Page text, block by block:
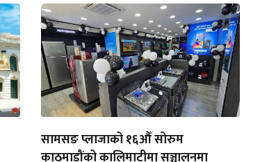
सामसङ प्लाजाको १६औँ सोरुम